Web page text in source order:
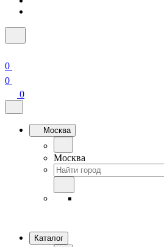
0
0
0
Москва
Москва
Каталог